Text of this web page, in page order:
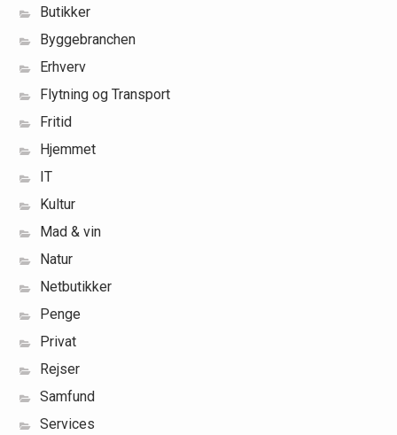
Butikker
Byggebranchen
Erhverv
Flytning og Transport
Fritid
Hjemmet
IT
Kultur
Mad & vin
Natur
Netbutikker
Penge
Privat
Rejser
Samfund
Services